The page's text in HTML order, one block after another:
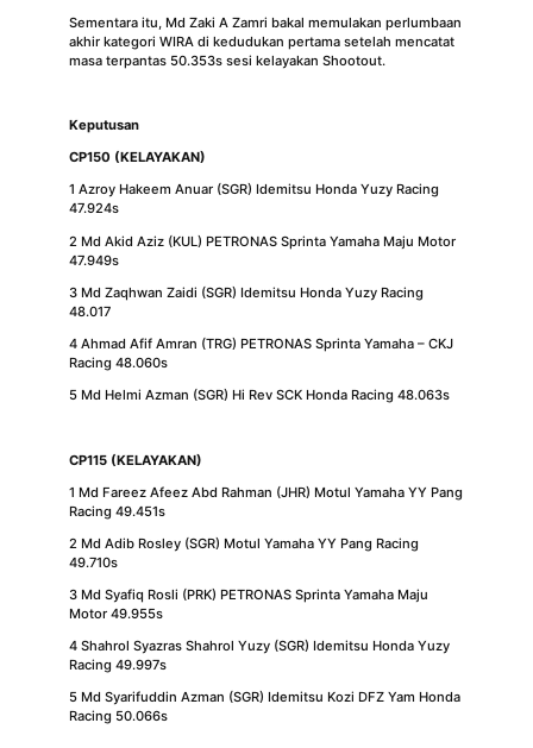
Sementara itu, Md Zaki A Zamri bakal memulakan perlumbaan
akhir kategori WIRA di kedudukan pertama setelah mencatat
masa terpantas 50.353s sesi kelayakan Shootout.
Keputusan
CP150 (KELAYAKAN)
1 Azroy Hakeem Anuar (SGR) Idemitsu Honda Yuzy Racing
47.924s
2 Md Akid Aziz (KUL) PETRONAS Sprinta Yamaha Maju Motor
47.949s
3 Md Zaqhwan Zaidi (SGR) Idemitsu Honda Yuzy Racing
48.017
4 Ahmad Afif Amran (TRG) PETRONAS Sprinta Yamaha – CKJ
Racing 48.060s
5 Md Helmi Azman (SGR) Hi Rev SCK Honda Racing 48.063s
CP115 (KELAYAKAN)
1 Md Fareez Afeez Abd Rahman (JHR) Motul Yamaha YY Pang
Racing 49.451s
2 Md Adib Rosley (SGR) Motul Yamaha YY Pang Racing
49.710s
3 Md Syafiq Rosli (PRK) PETRONAS Sprinta Yamaha Maju
Motor 49.955s
4 Shahrol Syazras Shahrol Yuzy (SGR) Idemitsu Honda Yuzy
Racing 49.997s
5 Md Syarifuddin Azman (SGR) Idemitsu Kozi DFZ Yam Honda
Racing 50.066s